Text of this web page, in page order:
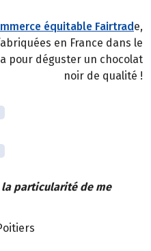
équitable Fairtrade,
en France dans le
pour déguster un chocolat
noir de qualité !
particularité de me